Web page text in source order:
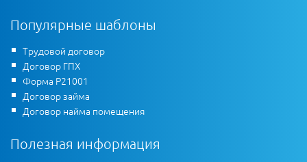
Популярные шаблоны
Трудовой договор
Договор ГПХ
Форма Р21001
Договор займа
Договор найма помещения
Полезная информация